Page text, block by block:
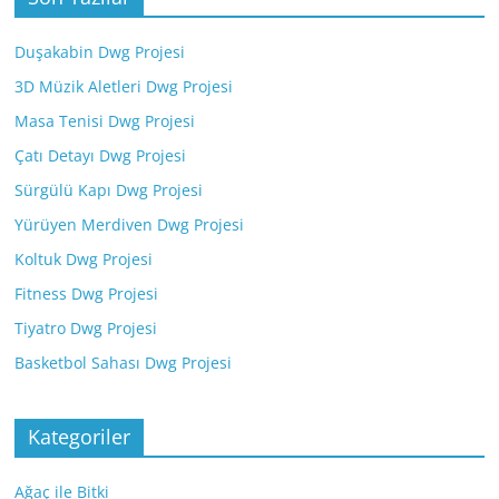
Duşakabin Dwg Projesi
3D Müzik Aletleri Dwg Projesi
Masa Tenisi Dwg Projesi
Çatı Detayı Dwg Projesi
Sürgülü Kapı Dwg Projesi
Yürüyen Merdiven Dwg Projesi
Koltuk Dwg Projesi
Fitness Dwg Projesi
Tiyatro Dwg Projesi
Basketbol Sahası Dwg Projesi
Kategoriler
Ağaç ile Bitki